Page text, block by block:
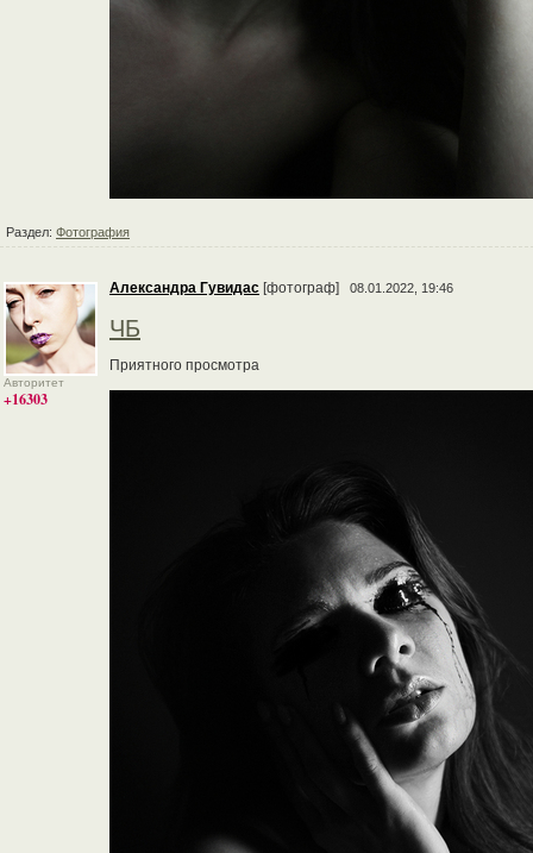
Раздел: Фотография
Авторитет
+16303
Александра Гувидас [фотограф] 08.01.2022, 19:46
ЧБ
Приятного просмотра